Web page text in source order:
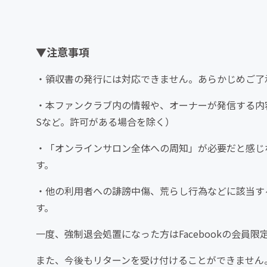
▼注意事項
・領収書の発行には対応できません。あらかじめご
・本ファンクラブ内の情報や、オーナーが発信する
Sなど。許可がある場合を除く）
・「オンラインサロン全体への周知」が必要だと感
す。
・他の利用者への誹謗中傷、荒らし行為などに該当
す。
一度、強制退会処置になった方はFacebookの会員限
また、今後もリターンを受け付けることができません